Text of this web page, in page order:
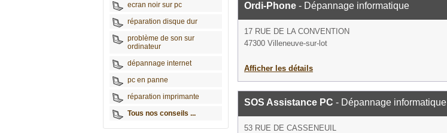
ecran noir sur pc
réparation disque dur
problème de son sur
ordinateur
dépannage internet
pc en panne
réparation imprimante
Tous nos conseils ...
Ordi-Phone - Dépannage informatique
17 RUE DE LA CONVENTION
47300 Villeneuve-sur-lot
Afficher les détails
SOS Assistance PC - Dépannage informatique
53 RUE DE CASSENEUIL